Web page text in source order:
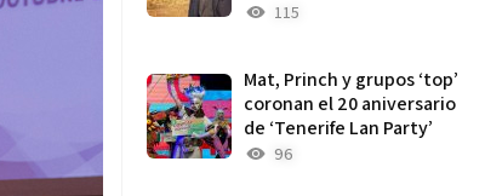
115
Mat, Princh y grupos ‘top’
coronan el 20 aniversario
de ‘Tenerife Lan Party’
96